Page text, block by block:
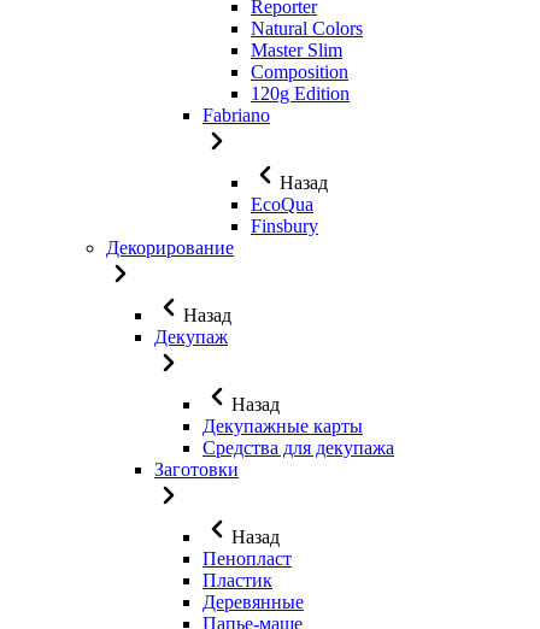
Reporter
Natural Colors
Master Slim
Composition
120g Edition
Fabriano
Назад
EcoQua
Finsbury
Декорирование
Назад
Декупаж
Назад
Декупажные карты
Средства для декупажа
Заготовки
Назад
Пенопласт
Пластик
Деревянные
Папье-маше